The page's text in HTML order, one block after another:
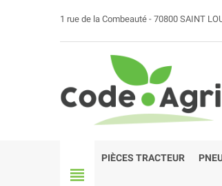
1 rue de la Combeauté - 70800 SAINT
view_headline
PIÈCES TRACTEUR